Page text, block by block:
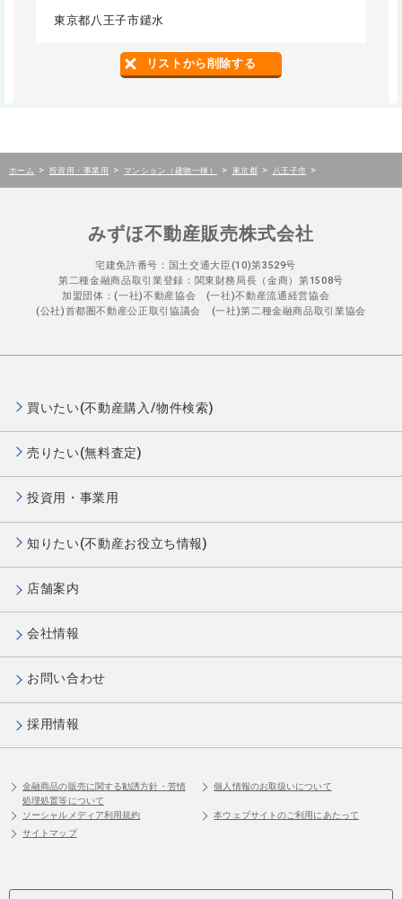
東京都八王子市鑓水
リストから削除する
ホーム > 投資用・事業用 > マンション（建物一棟） > 東京都 > 八王子市 >
みずほ不動産販売株式会社
宅建免許番号：国土交通大臣(10)第3529号
第二種金融商品取引業登録：関東財務局長（金商）第1508号
加盟団体：(一社)不動産協会 (一社)不動産流通経営協会
(公社)首都圏不動産公正取引協議会 (一社)第二種金融商品取引業協会
買いたい(不動産購入/物件検索)
売りたい(無料査定)
投資用・事業用
知りたい(不動産お役立ち情報)
店舗案内
会社情報
お問い合わせ
採用情報
金融商品の販売に関する勧誘方針・苦情
処理処置等について
個人情報のお取扱いについて
ソーシャルメディア利用規約
本ウェブサイトのご利用にあたって
サイトマップ